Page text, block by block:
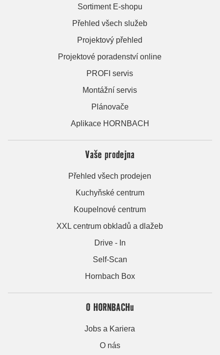
Sortiment E-shopu
Přehled všech služeb
Projektový přehled
Projektové poradenství online
PROFI servis
Montážní servis
Plánovače
Aplikace HORNBACH
Vaše prodejna
Přehled všech prodejen
Kuchyňské centrum
Koupelnové centrum
XXL centrum obkladů a dlažeb
Drive - In
Self-Scan
Hornbach Box
O HORNBACHu
Jobs a Kariera
O nás